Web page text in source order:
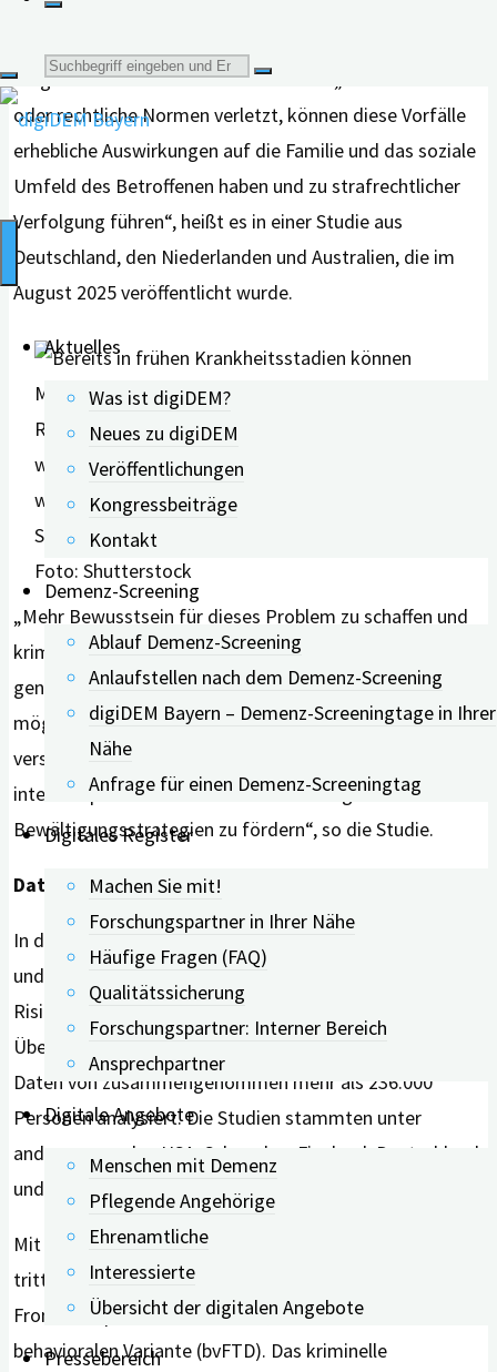
Suche
nach:
Aktuelles
Was ist digiDEM?
Neues zu digiDEM
Veröffentlichungen
Kongressbeiträge
Kontakt
Demenz-Screening
Ablauf Demenz-Screening
Anlaufstellen nach dem Demenz-Screening
digiDEM Bayern – Demenz-Screeningtage in Ihrer
Nähe
Anfrage für einen Demenz-Screeningtag
Digitales Register
Machen Sie mit!
Forschungspartner in Ihrer Nähe
Häufige Fragen (FAQ)
Qualitätssicherung
Forschungspartner: Interner Bereich
Ansprechpartner
Digitale Angebote
Menschen mit Demenz
Pflegende Angehörige
Ehrenamtliche
Interessierte
Übersicht der digitalen Angebote
Pressebereich
Urinieren, Sachbeschädigung, Fahren unter
Vergehen wie etwa Gewaltverbrechen. „Werden soziale
oder rechtliche Normen verletzt, können diese Vorfälle
erhebliche Auswirkungen auf die Familie und das soziale
Umfeld des Betroffenen haben und zu strafrechtlicher
Verfolgung führen“, heißt es in einer Studie aus
Deutschland, den Niederlanden und Australien, die im
August 2025 veröffentlicht wurde.
Foto: Shutterstock
„Mehr Bewusstsein für dieses Problem zu schaffen und
kriminelles Risikoverhalten bei Demenzsyndromen
genauer zu untersuchen, kann dazu beitragen, die
möglichen Auswirkungen dieser Erkrankungen besser zu
verstehen, Ursachen zu identifizieren und
interdisziplinäre Ansätze zur Entwicklung von
Bewältigungsstrategien zu fördern“, so die Studie.
Daten von mehr als 236.000 Personen
In der Studie untersuchten die Forschenden, wie häufig
und bei welchen Demenzformen kriminelles
Risikoverhalten auftritt. In einer großen systematischen
Übersichtsarbeit wurden dafür 14 Studien und damit die
Daten von zusammengenommen mehr als 236.000
Personen analysiert. Die Studien stammten unter
anderem aus den USA, Schweden, Finnland, Deutschland
und Japan.
Mit mehr als 50 Prozent und damit besonders häufig
tritt kriminelles Risikoverhalten bei Menschen mit
Frontotemporaler Demenz auf, insbesondere bei der
behavioralen Variante (bvFTD). Das kriminelle